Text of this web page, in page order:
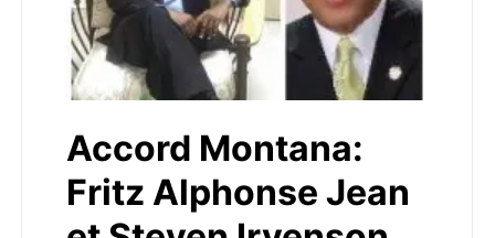
Accord Montana:
Fritz Alphonse Jean